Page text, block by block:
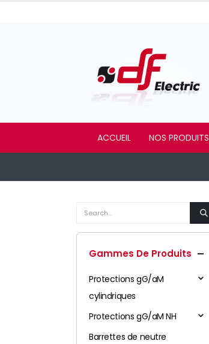
ACCUEIL NOS PRODUITS
Gammes De Produits
Protections gG/aM
cylindriques
Protections gG/aM NH
Barrettes de neutre